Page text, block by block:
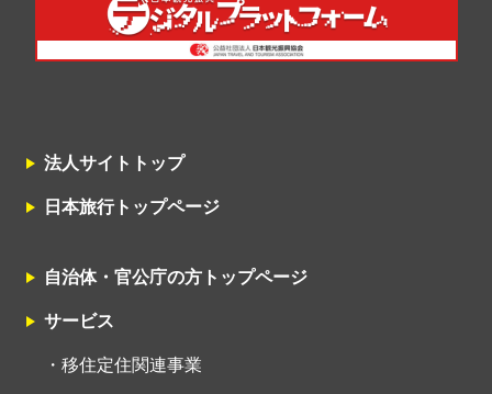
法人サイトトップ
日本旅行トップページ
自治体・官公庁の方トップページ
サービス
移住定住関連事業